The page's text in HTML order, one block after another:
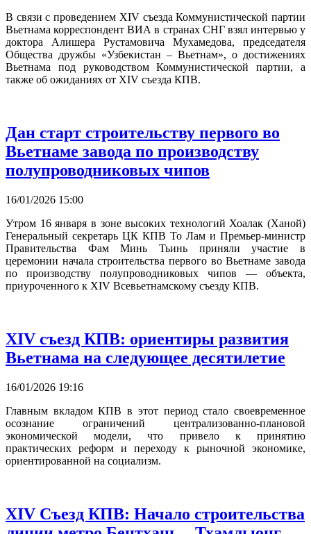
В связи с проведением XIV съезда Коммунистической партии
Вьетнама корреспондент ВИА в странах СНГ взял интервью у
доктора Алишера Рустамовича Мухамедова, председателя
Общества дружбы «Узбекистан – Вьетнам», о достижениях
Вьетнама под руководством Коммунистической партии, а
также об ожиданиях от XIV съезда КПВ.
Дан старт строительству первого во
Вьетнаме завода по производству
полупроводниковых чипов
16/01/2026 15:00
Утром 16 января в зоне высоких технологий Хоалак (Ханой)
Генеральный секретарь ЦК КПВ То Лам и Премьер-министр
Правительства Фам Минь Тьинь приняли участие в
церемонии начала строительства первого во Вьетнаме завода
по производству полупроводниковых чипов — объекта,
приуроченного к XIV Всевьетнамскому съезду КПВ.
XIV съезд КПВ: ориентиры развития
Вьетнама на следующее десятилетие
16/01/2026 19:16
Главным вкладом КПВ в этот период стало своевременное
осознание ограничений централизованно-плановой
экономической модели, что привело к принятию
практических реформ и переходу к рыночной экономике,
ориентированной на социализм.
XIV Съезд КПВ: Начало строительства